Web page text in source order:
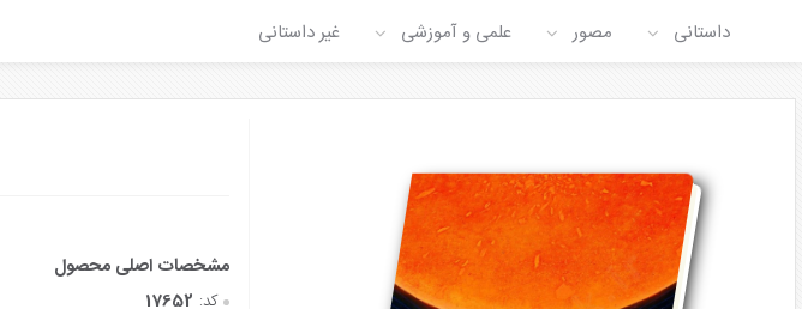
داستانی مصور علمی و آموزشی غیر داستانی
کد: 17652